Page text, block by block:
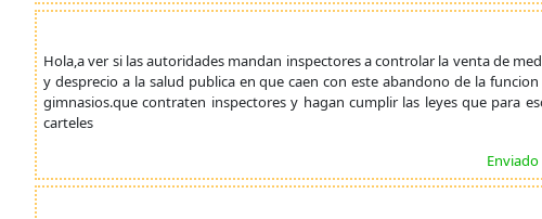
Hola,a ver si las autoridades mandan inspectores a controlar la venta de
y desprecio a la salud publica en que caen con este abandono de la
gimnasios.que contraten inspectores y hagan cumplir las leyes que para
carteles